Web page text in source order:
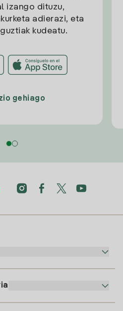
izango dituzu,
adierazi, eta
kudeatu.
gehiago